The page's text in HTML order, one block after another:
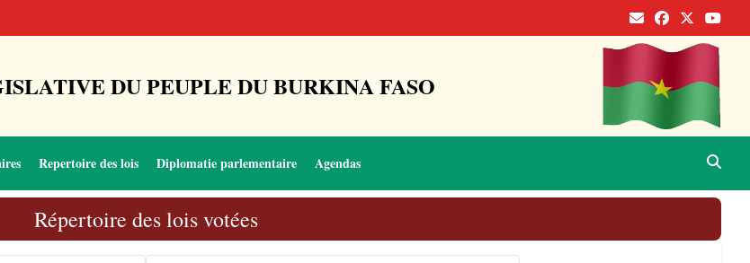
DU PEUPLE DU BURKINA FASO
Repertoire des lois Diplomatie parlementaire Agendas
Répertoire des lois votées